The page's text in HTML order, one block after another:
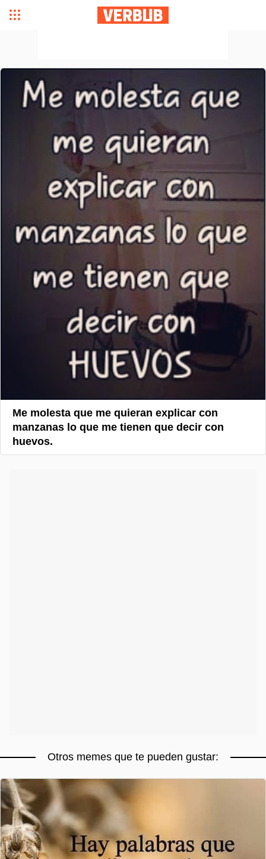
Me molesta que me quieran explicar con
manzanas lo que me tienen que decir con
huevos.
Otros memes que te pueden gustar: